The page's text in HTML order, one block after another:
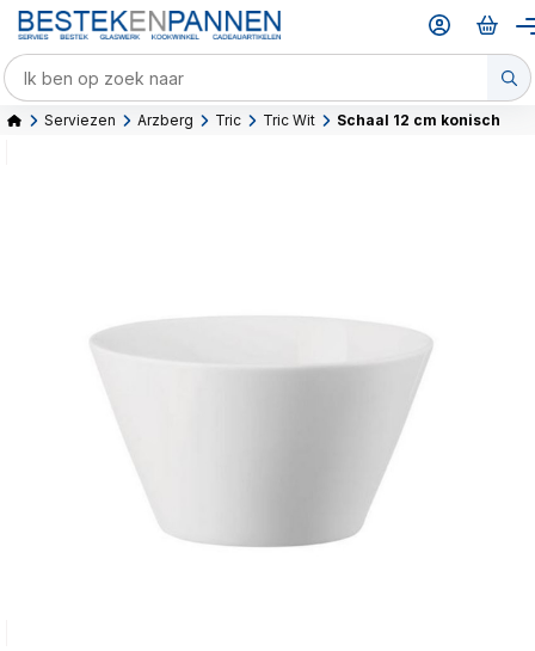
Serviezen Arzberg Tric Tric Wit Schaal 12 cm konisch